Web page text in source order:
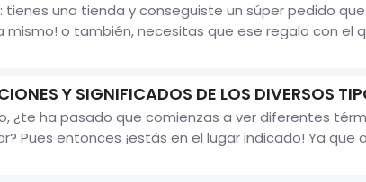
tienes una tienda y conseguiste un súper pedido
mismo! o también, necesitas que ese regalo con el
Y SIGNIFICADOS DE LOS DIVERSOS
¿te ha pasado que comienzas a ver diferentes
Pues entonces ¡estás en el lugar indicado! Ya que